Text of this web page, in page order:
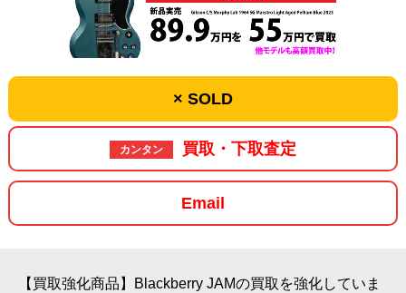
× SOLD
カンタン 買取・下取査定
Email
【買取強化商品】Blackberry JAMの買取を強化していま